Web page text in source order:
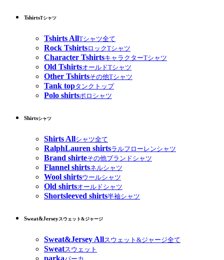
TshirtsTシャツ
Tshirts AllTシャツ全て
Rock TshirtsロックTシャツ
Character TshirtsキャラクターTシャツ
Old TshirtsオールドTシャツ
Other Tshirtsその他Tシャツ
Tank topタンクトップ
Polo shirtsポロシャツ
Shirtsシャツ
Shirts Allシャツ全て
RalphLauren shirtsラルフローレンシャツ
Brand shirteその他ブランドシャツ
Flannel shirtsネルシャツ
Wool shirtsウールシャツ
Old shirtsオールドシャツ
Shortsleeved shirts半袖シャツ
Sweat&Jerseyスウェット&ジャージ
Sweat&Jersey Allスウェット&ジャージ全て
Sweatスウェット